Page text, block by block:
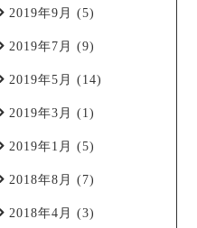
2019年9月 (5)
2019年7月 (9)
2019年5月 (14)
2019年3月 (1)
2019年1月 (5)
2018年8月 (7)
2018年4月 (3)